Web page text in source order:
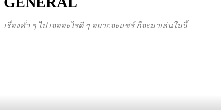
เรื่องทั่ว ๆ ไป เจออะไรดี ๆ อยากจะแชร์ ก็จะมาเล่นในนี้